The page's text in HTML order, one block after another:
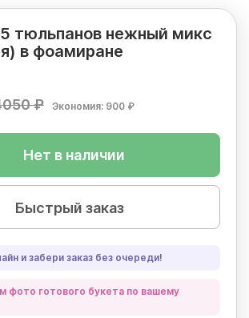
тюльпанов нежный микс
в фоамиране
₽ Экономия: 900 ₽
Нет в наличии
Быстрый заказ
и забери заказ без очереди!
фото готового букета по вашему